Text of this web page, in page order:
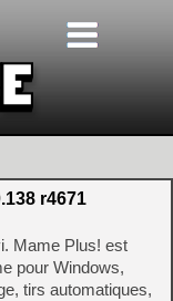
r4671
Mame Plus! est
pour Windows,
tirs automatiques,